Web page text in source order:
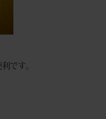
です。